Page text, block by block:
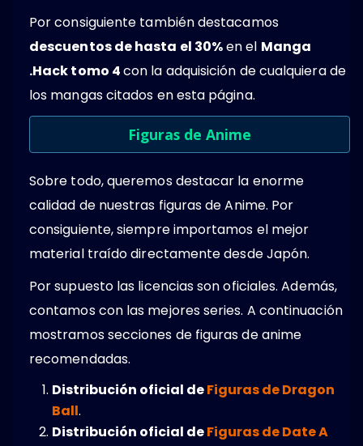
Por consiguiente también destacamos
descuentos de hasta el 30%en el Manga
.Hack tomo 4con la adquisición de cualquiera de
los mangas citados en esta página.
Figuras de Anime
Sobre todo, queremos destacar la enorme
calidad de nuestras figuras de Anime. Por
consiguiente, siempre importamos el mejor
material traído directamente desde Japón.
Por supuesto las licencias son oficiales. Además,
contamos con las mejores series. A continuación
mostramos secciones de figuras de anime
recomendadas.
Distribución oficial deFiguras de Dragon
Ball.
Distribución oficial deFiguras de Date A